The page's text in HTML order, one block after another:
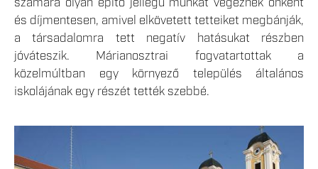
és díjmentesen, amivel elkövetett tetteiket megbánják,
a társadalomra tett negatív hatásukat részben
jóváteszik. Márianosztrai fogvatartottak a
közelmúltban egy környező település általános
iskolájának egy részét tették szebbé.